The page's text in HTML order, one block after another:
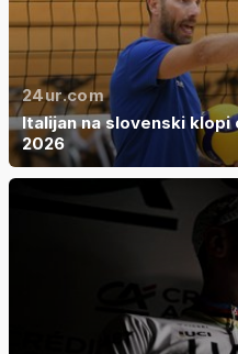
24ur.com
Italijan na slovenski
2026